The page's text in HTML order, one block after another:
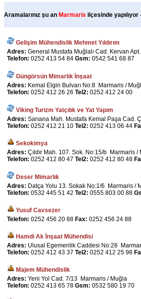
Aramalarınız şu an Marmaris ilçesinde yapılıyor
Gelişim Mühendislik Mehmet Yıldırım
Adres: General Mustafa Muğlalı Cad. Kervan
Telefon: 0252 413 54 84 Gsm: 0542 541 68 87
Güngörsün Mimarlık İnşaat
Adres: Kemal Elgin Bulvarı No:8 Marmaris /
Telefon: 0252 412 26 26 Tel2: 0252 412 24 00
Viking Turizm Yatçılık ve Yat Yapım
Adres: Sarıana Mah. Mustafa Kemal Paşa Cad.
Telefon: 0252 412 21 10 Tel2: 0252 413 06 44
Sekokimya
Adres: Çıldır Mah. 107. Sok. No:15/b Marmaris /
Telefon: 0252 412 80 47 Tel2: 0252 412 80 48
Deser Mimarlık
Adres: Datça Yolu 13. Sokak No:1/6 Marmaris /
Telefon: 0532 445 51 42 Tel2: 0555 803 00 88
Yusuf Cavsezer
Telefon: 0252 456 20 88 Fax: 0252 456 24 88
Hamdi Ak İnşaat Mühendisi
Adres: Ulusal Egemenlik Caddesi No:28
Telefon: 0252 412 43 37 Tel2: 0252 412 25 98
Majem Mühendislik
Adres: Yeni Yol Cad. 7/13 Marmaris / Muğla
Telefon: 0252 413 65 78 Gsm: 0532 580 19 70